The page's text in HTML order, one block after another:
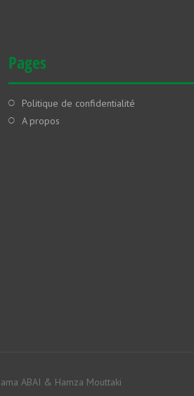
Pages
Politique de confidentialité
A propos
ABAI & Hamza Mouttaki